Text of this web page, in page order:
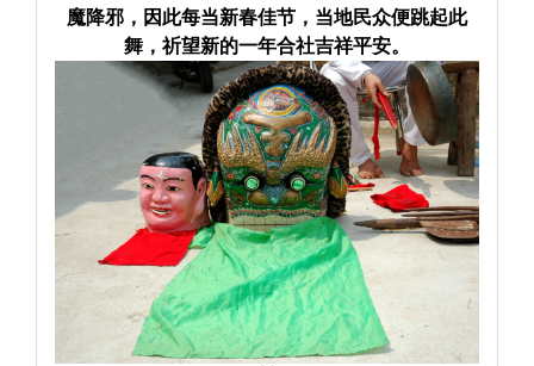
魔降邪，因此每当新春佳节，当地民众便跳起此
舞，祈望新的一年合社吉祥平安。